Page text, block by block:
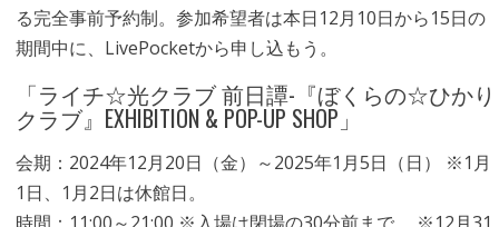
る完全事前予約制。参加希望者は本日12月10日から15日の
期間中に、LivePocketから申し込もう。
「ライチ☆光クラブ 前日譚-『ぼくらの☆ひかり
クラブ』EXHIBITION & POP-UP SHOP」
会期：2024年12月20日（金）～2025年1月5日（日） ※1月
1日、1月2日は休館日。